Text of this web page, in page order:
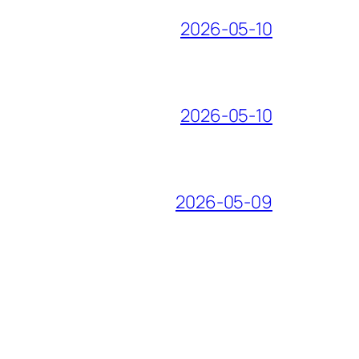
2026-05-10
2026-05-10
2026-05-09